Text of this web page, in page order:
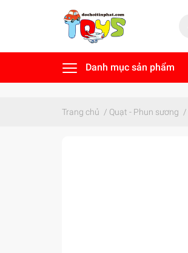
Danh mục sản phẩm
Trang chủ / Quạt - Phun sương /